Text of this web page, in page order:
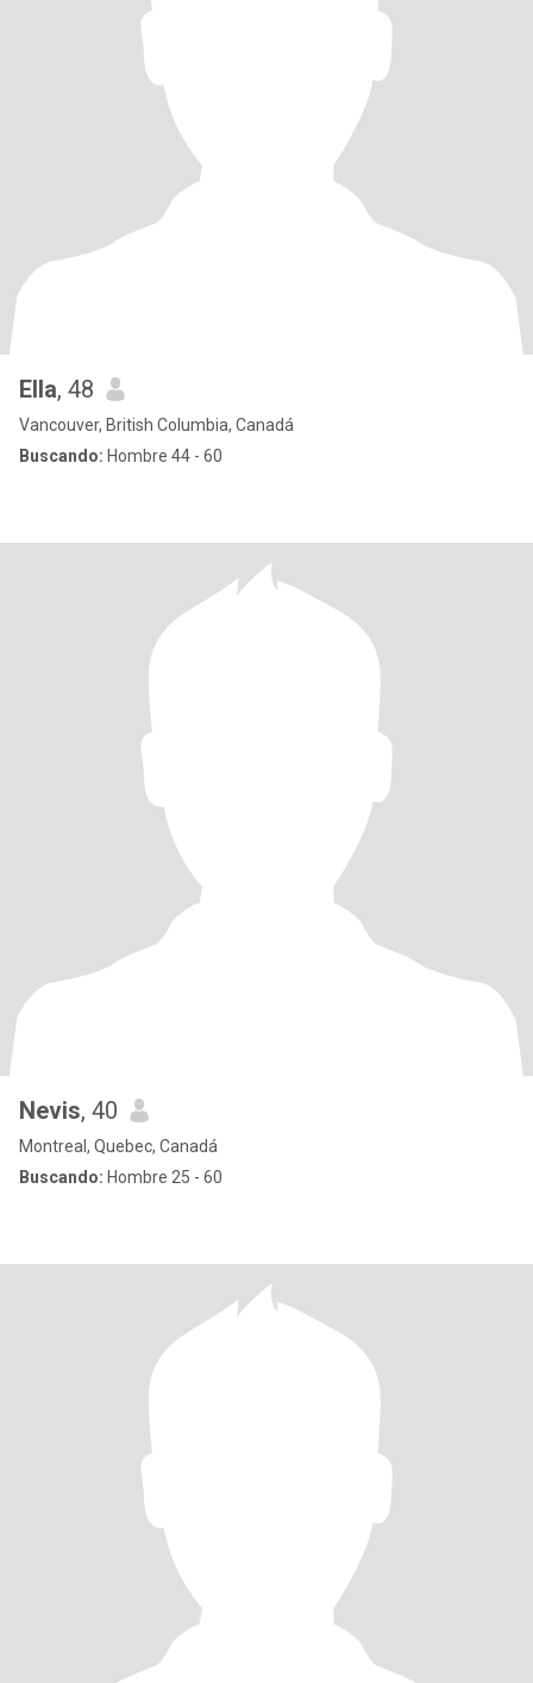
Ella, 48
Vancouver, British Columbia, Canadá
Buscando: Hombre 44 - 60
Nevis, 40
Montreal, Quebec, Canadá
Buscando: Hombre 25 - 60